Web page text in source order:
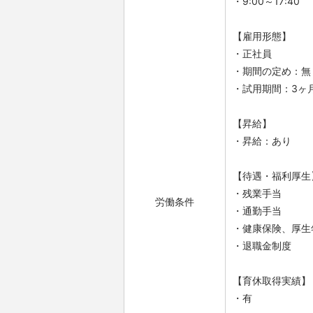
労働条件
【雇用形態】
・正社員
・期間の定め：無
・試用期間：3ヶ
【昇給】
・昇給：あり
【待遇・福利厚生
・残業手当
・通勤手当
・健康保険、厚
・退職金制度
【育休取得実績】
・有